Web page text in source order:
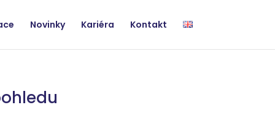
Novinky Kariéra Kontakt